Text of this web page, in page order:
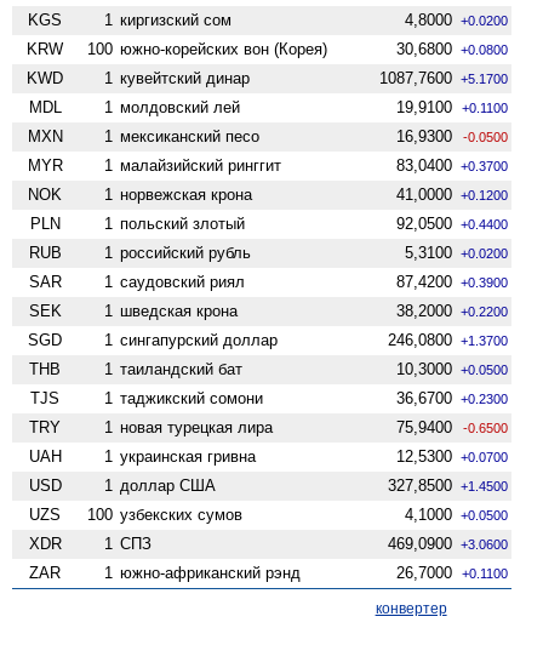
KGS 1 киргизский сом 4,8000 +0.0200
KRW 100 южно-корейских вон (Корея) 30,6800 +0.0800
KWD 1 кувейтский динар 1087,7600 +5.1700
MDL 1 молдовский лей 19,9100 +0.1100
MXN 1 мексиканский песо 16,9300 -0.0500
MYR 1 малайзийский ринггит 83,0400 +0.3700
NOK 1 норвежская крона 41,0000 +0.1200
PLN 1 польский злотый 92,0500 +0.4400
RUB 1 российский рубль 5,3100 +0.0200
SAR 1 саудовский риял 87,4200 +0.3900
SEK 1 шведская крона 38,2000 +0.2200
SGD 1 сингапурский доллар 246,0800 +1.3700
THB 1 таиландский бат 10,3000 +0.0500
TJS 1 таджикский сомони 36,6700 +0.2300
TRY 1 новая турецкая лира 75,9400 -0.6500
UAH 1 украинская гривна 12,5300 +0.0700
USD 1 доллар США 327,8500 +1.4500
UZS 100 узбекских сумов 4,1000 +0.0500
XDR 1 СПЗ 469,0900 +3.0600
ZAR 1 южно-африканский рэнд 26,7000 +0.1100
конвертер